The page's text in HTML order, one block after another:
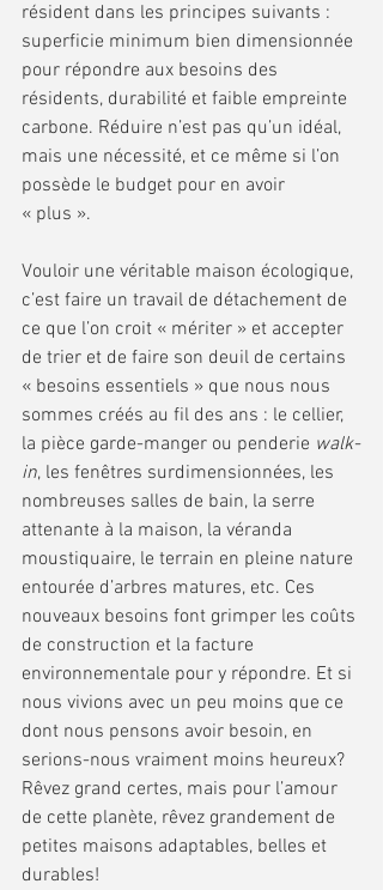
résident dans les principes suivants :
superficie minimum bien dimensionnée
pour répondre aux besoins des
résidents, durabilité et faible empreinte
carbone. Réduire n’est pas qu’un idéal,
mais une nécessité, et ce même si l’on
possède le budget pour en avoir
« plus ».
Vouloir une véritable maison écologique,
c’est faire un travail de détachement de
ce que l’on croit « mériter » et accepter
de trier et de faire son deuil de certains
« besoins essentiels » que nous nous
sommes créés au fil des ans : le cellier,
la pièce garde-manger ou penderie walk-
in, les fenêtres surdimensionnées, les
nombreuses salles de bain, la serre
attenante à la maison, la véranda
moustiquaire, le terrain en pleine nature
entourée d’arbres matures, etc. Ces
nouveaux besoins font grimper les coûts
de construction et la facture
environnementale pour y répondre. Et si
nous vivions avec un peu moins que ce
dont nous pensons avoir besoin, en
serions-nous vraiment moins heureux?
Rêvez grand certes, mais pour l’amour
de cette planète, rêvez grandement de
petites maisons adaptables, belles et
durables!